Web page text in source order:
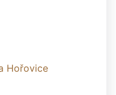
Hořovice